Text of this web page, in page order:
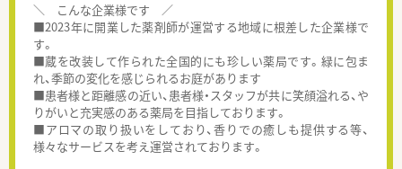
＼ こんな企業様です ／
■2023年に開業した薬剤師が運営する地域に根差した企業様で
す。
■蔵を改装して作られた全国的にも珍しい薬局です。緑に包ま
れ、季節の変化を感じられるお庭があります
■患者様と距離感の近い、患者様・スタッフが共に笑顔溢れる、や
りがいと充実感のある薬局を目指しております。
■アロマの取り扱いをしており、香りでの癒しも提供する等、
様々なサービスを考え運営されております。